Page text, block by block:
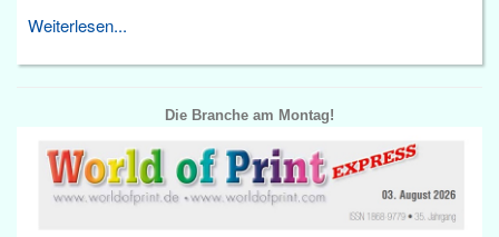
Weiterlesen...
Die Branche am Montag!